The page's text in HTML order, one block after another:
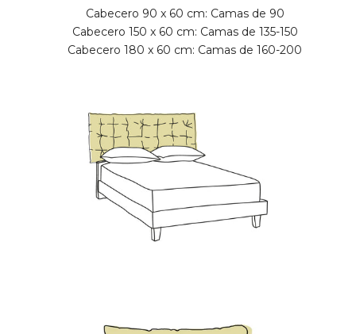
Cabecero 90 x 60 cm: Camas de 90
Cabecero 150 x 60 cm: Camas de 135-150
Cabecero 180 x 60 cm: Camas de 160-200